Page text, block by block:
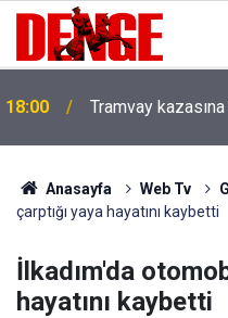
18:00 Tramvay
Anasayfa Web Tv
çarptığı yaya hayatını kaybetti
İlkadım'da
hayatını kaybetti